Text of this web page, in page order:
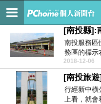
台鈴(dhlee0501)趴趴照
南投服務區
務區的標示
2018-12-06
行經新中橫
上看，就